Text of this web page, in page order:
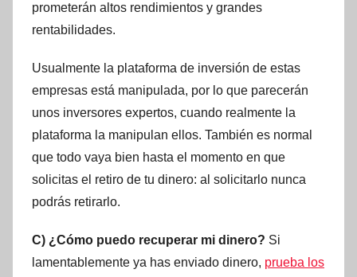
prometerán altos rendimientos y grandes
rentabilidades.
Usualmente la plataforma de inversión de estas
empresas está manipulada, por lo que parecerán
unos inversores expertos, cuando realmente la
plataforma la manipulan ellos. También es normal
que todo vaya bien hasta el momento en que
solicitas el retiro de tu dinero: al solicitarlo nunca
podrás retirarlo.
C) ¿Cómo puedo recuperar mi dinero? Si
lamentablemente ya has enviado dinero, prueba los